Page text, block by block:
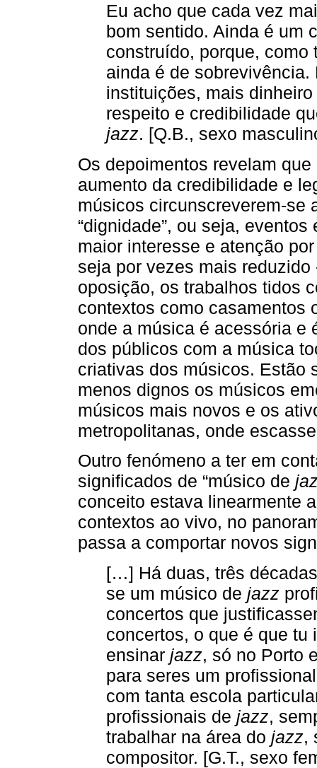
Eu acho que cada vez
bom sentido. Ainda é um
construído, porque,
ainda é de
instituições, mais
respeito e credibilidade
jazz. [Q.B., sexo
Os depoimentos revelam
aumento da credibilidade e
músicos circunscreverem-se
“dignidade”, ou seja,
maior interesse e atenção
seja por vezes mais
oposição, os trabalhos tidos
contextos como casamentos
onde a música é acessória e
dos públicos com a música
criativas dos músicos. Estão
menos dignos os músicos
músicos mais novos e os
metropolitanas, onde
Outro fenómeno a ter em
significados de “músico de
conceito estava linearmente
contextos ao vivo, no
passa a comportar novos
[…] Há duas, três
se um músico de jazz
concertos que
concertos, o que é que
ensinar jazz, só no Porto
para seres um
com tanta escola
profissionais de jazz,
trabalhar na área do jazz,
compositor. [G.T., sexo